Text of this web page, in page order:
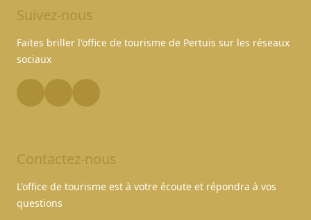
Suivez-nous
Faites briller l'office de tourisme de Pertuis sur les réseaux
sociaux
Contactez-nous
L'office de tourisme est à votre écoute et répondra à vos
questions